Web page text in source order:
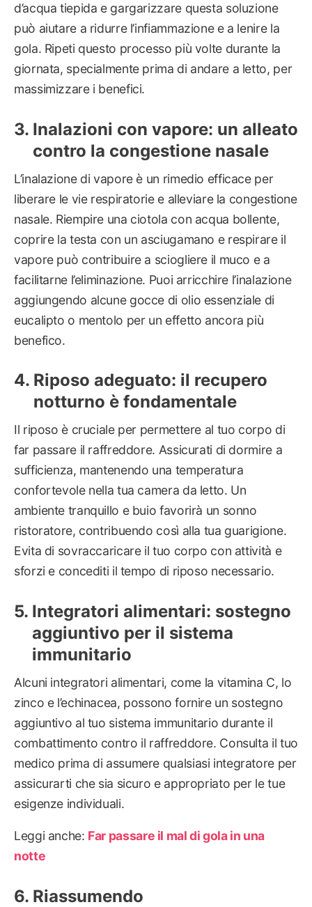
d’acqua tiepida e gargarizzare questa soluzione
può aiutare a ridurre l’infiammazione e a lenire la
gola. Ripeti questo processo più volte durante la
giornata, specialmente prima di andare a letto, per
massimizzare i benefici.
Inalazioni con vapore: un alleato
contro la congestione nasale
L’inalazione di vapore è un rimedio efficace per
liberare le vie respiratorie e alleviare la congestione
nasale. Riempire una ciotola con acqua bollente,
coprire la testa con un asciugamano e respirare il
vapore può contribuire a sciogliere il muco e a
facilitarne l’eliminazione. Puoi arricchire l’inalazione
aggiungendo alcune gocce di olio essenziale di
eucalipto o mentolo per un effetto ancora più
benefico.
Riposo adeguato: il recupero
notturno è fondamentale
Il riposo è cruciale per permettere al tuo corpo di
far passare il raffreddore. Assicurati di dormire a
sufficienza, mantenendo una temperatura
confortevole nella tua camera da letto. Un
ambiente tranquillo e buio favorirà un sonno
ristoratore, contribuendo così alla tua guarigione.
Evita di sovraccaricare il tuo corpo con attività e
sforzi e concediti il tempo di riposo necessario.
Integratori alimentari: sostegno
aggiuntivo per il sistema
immunitario
Alcuni integratori alimentari, come la vitamina C, lo
zinco e l’echinacea, possono fornire un sostegno
aggiuntivo al tuo sistema immunitario durante il
combattimento contro il raffreddore. Consulta il tuo
medico prima di assumere qualsiasi integratore per
assicurarti che sia sicuro e appropriato per le tue
esigenze individuali.
Leggi anche: Far passare il mal di gola in una
notte
Riassumendo